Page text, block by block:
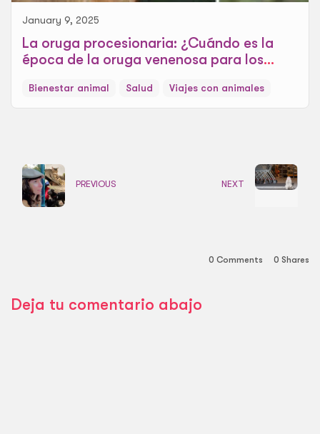
January 9, 2025
La oruga procesionaria: ¿Cuándo es la
época de la oruga venenosa para los
Bienestar animal Salud Viajes con animales
PREVIOUS NEXT
0 Comments 0 Shares
Deja tu comentario abajo